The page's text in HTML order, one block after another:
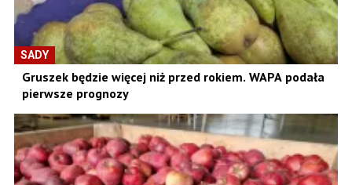
SADY
Gruszek będzie więcej niż przed rokiem. WAPA podała
pierwsze prognozy